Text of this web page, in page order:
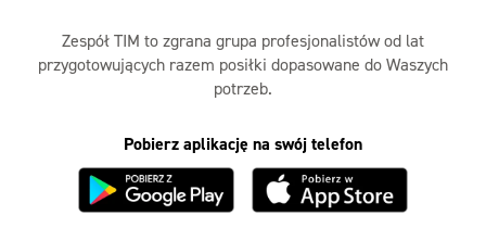
Zespół TIM to zgrana grupa profesjonalistów od lat
przygotowujących razem posiłki dopasowane do Waszych
potrzeb.
Pobierz aplikację na swój telefon